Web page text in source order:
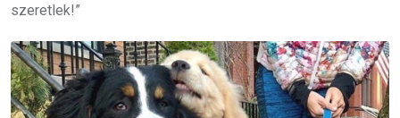
szeretlek!”